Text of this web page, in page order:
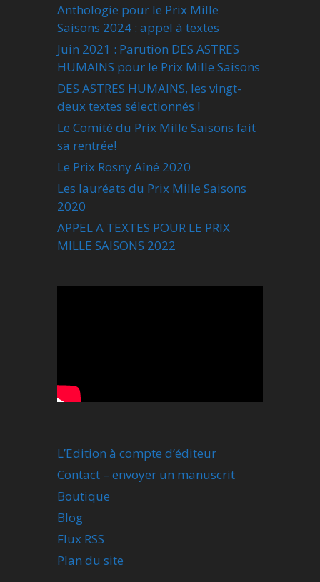
Anthologie pour le Prix Mille
Saisons 2024 : appel à textes
Juin 2021 : Parution DES ASTRES
HUMAINS pour le Prix Mille Saisons
DES ASTRES HUMAINS, les vingt-
deux textes sélectionnés !
Le Comité du Prix Mille Saisons fait
sa rentrée!
Le Prix Rosny Aîné 2020
Les lauréats du Prix Mille Saisons
2020
APPEL A TEXTES POUR LE PRIX
MILLE SAISONS 2022
L’Edition à compte d’éditeur
Contact – envoyer un manuscrit
Boutique
Blog
Flux RSS
Plan du site